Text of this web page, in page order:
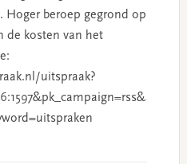
Hoger beroep gegrond op
de kosten van het
uitspraak?